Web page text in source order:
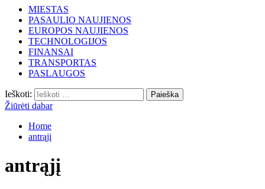
MIESTAS
PASAULIO NAUJIENOS
EUROPOS NAUJIENOS
TECHNOLOGIJOS
FINANSAI
TRANSPORTAS
PASLAUGOS
Ieškoti:
Žiūrėti dabar
Home
antrąjį
antrąjį